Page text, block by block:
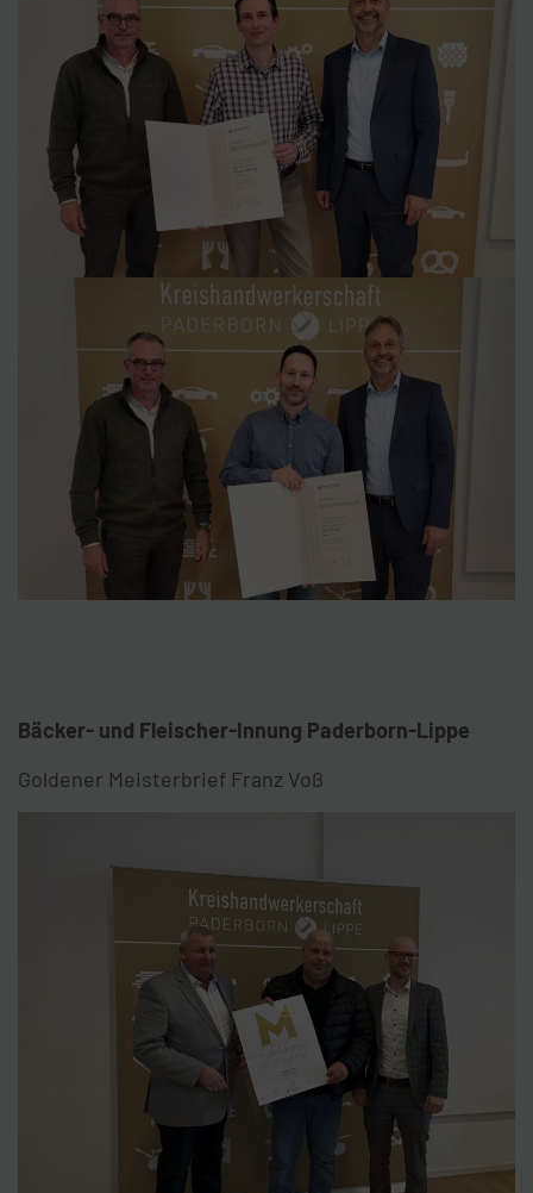
Bäcker- und Fleischer-Innung Paderborn-Lippe
Goldener Meisterbrief Franz Voß